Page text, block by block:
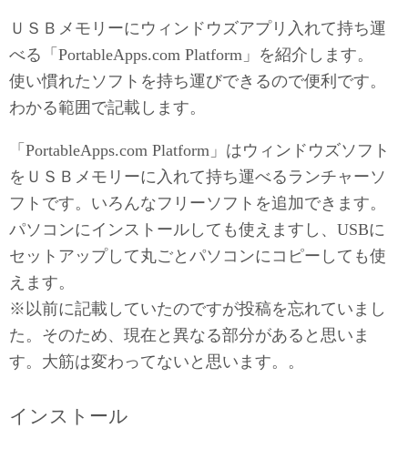
ＵＳＢメモリーにウィンドウズアプリ入れて持ち運
べる「PortableApps.com Platform」を紹介します。
使い慣れたソフトを持ち運びできるので便利です。
わかる範囲で記載します。
「PortableApps.com Platform」はウィンドウズソフト
をＵＳＢメモリーに入れて持ち運べるランチャーソ
フトです。いろんなフリーソフトを追加できます。
パソコンにインストールしても使えますし、USBに
セットアップして丸ごとパソコンにコピーしても使
えます。
※以前に記載していたのですが投稿を忘れていまし
た。そのため、現在と異なる部分があると思いま
す。大筋は変わってないと思います。。
インストール